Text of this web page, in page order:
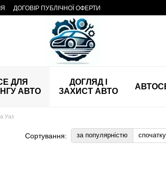
ДОГОВІР ПУБЛІЧНОЇ ОФЕРТИ
ДЛЯ
АВТО
ДОГЛЯД І
ЗАХИСТ АВТО
Уаз
Сортування: за популярністю